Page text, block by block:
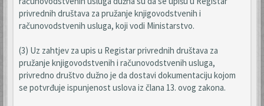
privrednih društava za pružanje knjigovodstvenih i
računovodstvenih usluga, koji vodi Ministarstvo.
(3) Uz zahtjev za upis u Registar privrednih društava za
pružanje knjigovodstvenih i računovodstvenih usluga,
privredno društvo dužno je da dostavi dokumentaciju kojom
se potvrđuje ispunjenost uslova iz člana 13. ovog zakona.